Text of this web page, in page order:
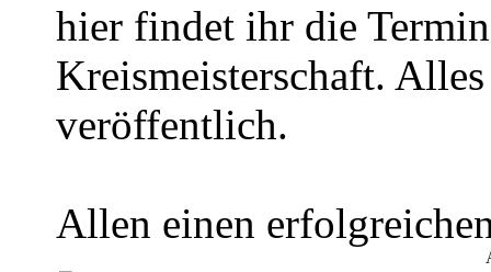
hier findet ihr die
Kreismeisterschaft.
veröffentlich.
Allen einen